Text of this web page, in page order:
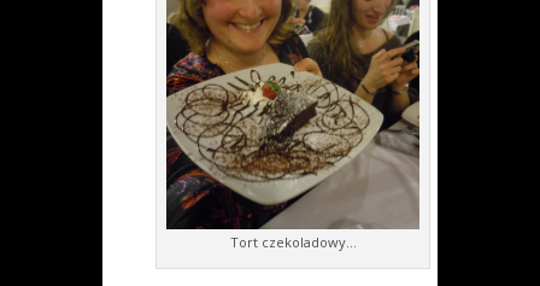
Tort czekoladowy…